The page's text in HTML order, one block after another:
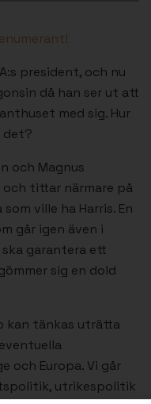
president, och nu
då han ser ut att
med sig. Hur
det?
och Magnus
tittar närmare på
ville ha Harris. En
går igen även i
ska garantera ett
sig en dold
kan tänkas uträtta
och Europa. Vi går
utrikespolitik